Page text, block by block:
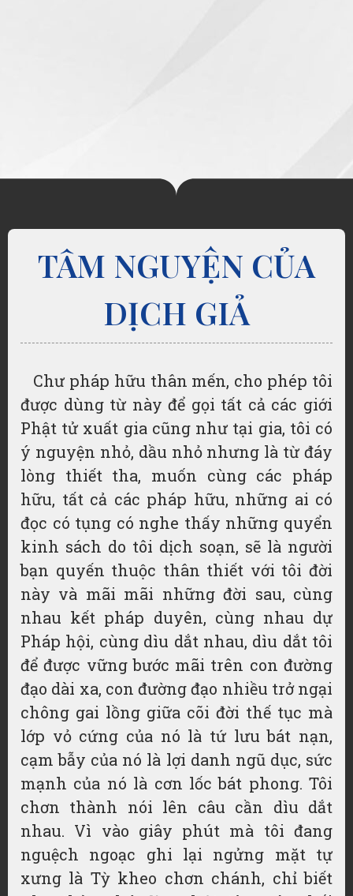
TÂM NGUYỆN CỦA
DỊCH GIẢ
Chư pháp hữu thân mến, cho phép tôi
được dùng từ này để gọi tất cả các giới
Phật tử xuất gia cũng như tại gia, tôi có
ý nguyện nhỏ, dầu nhỏ nhưng là từ đáy
lòng thiết tha, muốn cùng các pháp
hữu, tất cả các pháp hữu, những ai có
đọc có tụng có nghe thấy những quyển
kinh sách do tôi dịch soạn, sẽ là người
bạn quyến thuộc thân thiết với tôi đời
này và mãi mãi những đời sau, cùng
nhau kết pháp duyên, cùng nhau dự
Pháp hội, cùng dìu dắt nhau, dìu dắt tôi
để được vững bước mãi trên con đường
đạo dài xa, con đường đạo nhiều trở ngại
chông gai lồng giữa cõi đời thế tục mà
lớp vỏ cứng của nó là tứ lưu bát nạn,
cạm bẫy của nó là lợi danh ngũ dục, sức
mạnh của nó là cơn lốc bát phong. Tôi
chơn thành nói lên câu cần dìu dắt
nhau. Vì vào giây phút mà tôi đang
nguệch ngoạc ghi lại ngửng mặt tự
xưng là Tỳ kheo chơn chánh, chỉ biết